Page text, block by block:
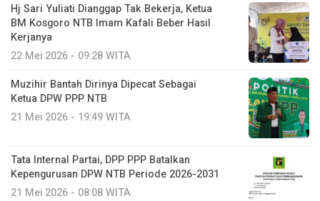
Hj Sari Yuliati Dianggap Tak Bekerja, Ketua
BM Kosgoro NTB Imam Kafali Beber Hasil
Kerjanya
22 Mei 2026 - 09:28 WITA
Muzihir Bantah Dirinya Dipecat Sebagai
Ketua DPW PPP NTB
21 Mei 2026 - 19:49 WITA
Tata Internal Partai, DPP PPP Batalkan
Kepengurusan DPW NTB Periode 2026-2031
21 Mei 2026 - 08:08 WITA